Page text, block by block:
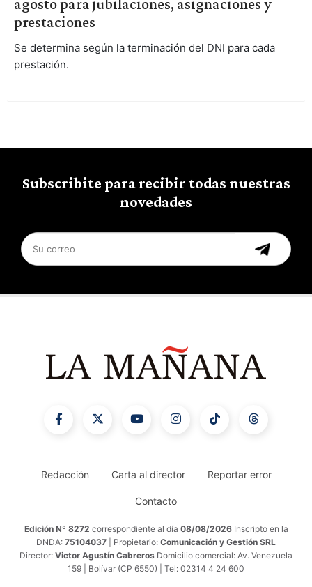
agosto para jubilaciones, asignaciones y
prestaciones
Se determina según la terminación del DNI para cada
prestación.
Subscribite para recibir todas nuestras
novedades
Redacción Carta al director Reportar error
Contacto
Edición Nº 8272 correspondiente al día 08/08/2026 Inscripto en la
DNDA: 75104037 | Propietario: Comunicación y Gestión SRL
Director: Victor Agustín Cabreros Domicilio comercial: Av. Venezuela
159 | Bolívar (CP 6550) | Tel: 02314 4 24 600